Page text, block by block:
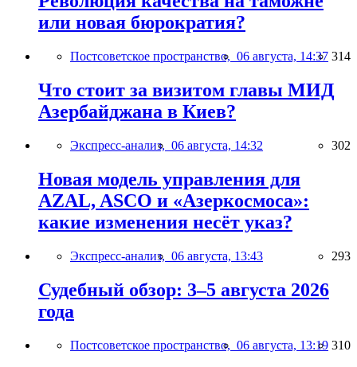
или новая бюрократия?
Постсоветское пространство, 06 августа, 14:37 314
Что стоит за визитом главы МИД
Азербайджана в Киев?
Экспресс-анализ, 06 августа, 14:32 302
Новая модель управления для
AZAL, ASCO и «Азеркосмоса»:
какие изменения несёт указ?
Экспресс-анализ, 06 августа, 13:43 293
Судебный обзор: 3–5 августа 2026
года
Постсоветское пространство, 06 августа, 13:19 310